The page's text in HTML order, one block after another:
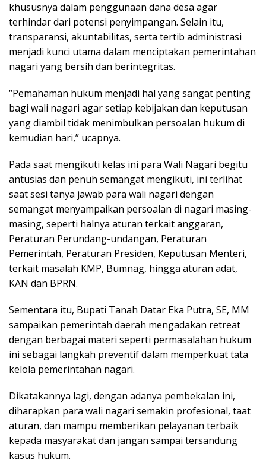
khususnya dalam penggunaan dana desa agar
terhindar dari potensi penyimpangan. Selain itu,
transparansi, akuntabilitas, serta tertib administrasi
menjadi kunci utama dalam menciptakan pemerintahan
nagari yang bersih dan berintegritas.
“Pemahaman hukum menjadi hal yang sangat penting
bagi wali nagari agar setiap kebijakan dan keputusan
yang diambil tidak menimbulkan persoalan hukum di
kemudian hari,” ucapnya.
Pada saat mengikuti kelas ini para Wali Nagari begitu
antusias dan penuh semangat mengikuti, ini terlihat
saat sesi tanya jawab para wali nagari dengan
semangat menyampaikan persoalan di nagari masing-
masing, seperti halnya aturan terkait anggaran,
Peraturan Perundang-undangan, Peraturan
Pemerintah, Peraturan Presiden, Keputusan Menteri,
terkait masalah KMP, Bumnag, hingga aturan adat,
KAN dan BPRN.
Sementara itu, Bupati Tanah Datar Eka Putra, SE, MM
sampaikan pemerintah daerah mengadakan retreat
dengan berbagai materi seperti permasalahan hukum
ini sebagai langkah preventif dalam memperkuat tata
kelola pemerintahan nagari.
Dikatakannya lagi, dengan adanya pembekalan ini,
diharapkan para wali nagari semakin profesional, taat
aturan, dan mampu memberikan pelayanan terbaik
kepada masyarakat dan jangan sampai tersandung
kasus hukum.